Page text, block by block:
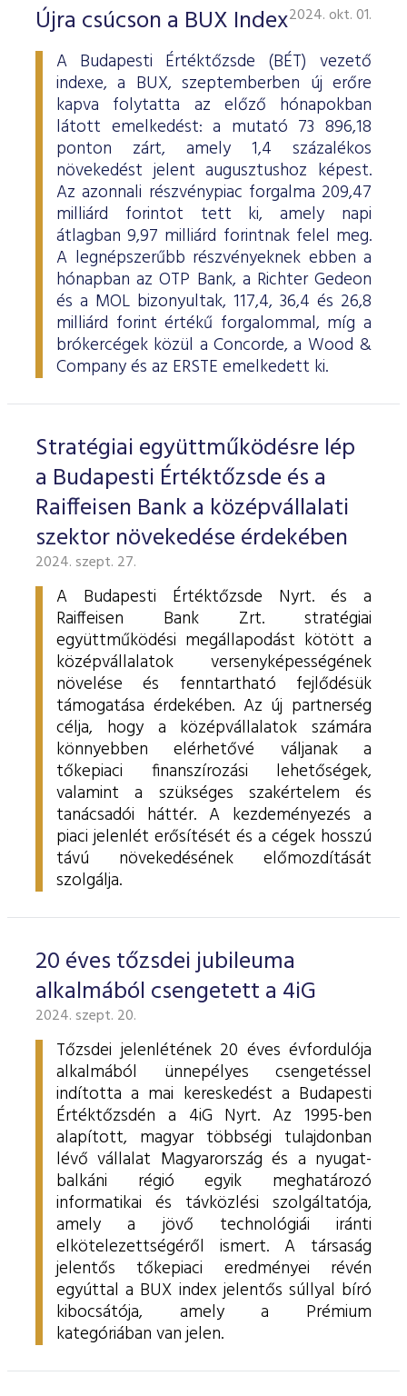
ESG Útmutató
Újra csúcson a BUX Index2024. okt. 01.
A Budapesti Értéktőzsde (BÉT) vezető
indexe, a BUX, szeptemberben új erőre
kapva folytatta az előző hónapokban
látott emelkedést: a mutató 73 896,18
ponton zárt, amely 1,4 százalékos
növekedést jelent augusztushoz képest.
Az azonnali részvénypiac forgalma 209,47
milliárd forintot tett ki, amely napi
átlagban 9,97 milliárd forintnak felel meg.
A legnépszerűbb részvényeknek ebben a
hónapban az OTP Bank, a Richter Gedeon
és a MOL bizonyultak, 117,4, 36,4 és 26,8
milliárd forint értékű forgalommal, míg a
brókercégek közül a Concorde, a Wood &
Company és az ERSTE emelkedett ki.
Stratégiai együttműködésre lép
a Budapesti Értéktőzsde és a
Raiffeisen Bank a középvállalati
szektor növekedése érdekében
2024. szept. 27.
A Budapesti Értéktőzsde Nyrt. és a
Raiffeisen Bank Zrt. stratégiai
együttműködési megállapodást kötött a
középvállalatok versenyképességének
növelése és fenntartható fejlődésük
támogatása érdekében. Az új partnerség
célja, hogy a középvállalatok számára
könnyebben elérhetővé váljanak a
tőkepiaci finanszírozási lehetőségek,
valamint a szükséges szakértelem és
tanácsadói háttér. A kezdeményezés a
piaci jelenlét erősítését és a cégek hosszú
távú növekedésének előmozdítását
szolgálja.
20 éves tőzsdei jubileuma
alkalmából csengetett a 4iG
2024. szept. 20.
Tőzsdei jelenlétének 20 éves évfordulója
alkalmából ünnepélyes csengetéssel
indította a mai kereskedést a Budapesti
Értéktőzsdén a 4iG Nyrt. Az 1995-ben
alapított, magyar többségi tulajdonban
lévő vállalat Magyarország és a nyugat-
balkáni régió egyik meghatározó
informatikai és távközlési szolgáltatója,
amely a jövő technológiái iránti
elkötelezettségéről ismert. A társaság
jelentős tőkepiaci eredményei révén
egyúttal a BUX index jelentős súllyal bíró
kibocsátója, amely a Prémium
kategóriában van jelen.